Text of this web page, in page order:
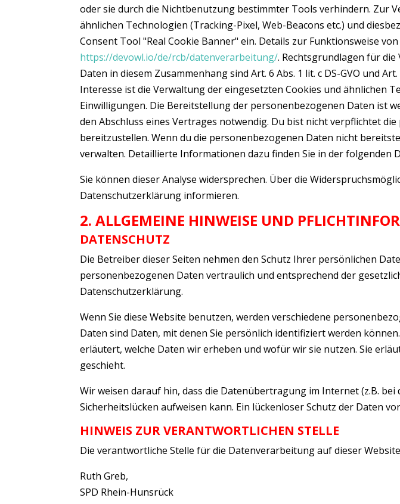
oder sie durch die Nichtbenutzung bestimmter Tools verhindern. Zur
ähnlichen Technologien (Tracking-Pixel, Web-Beacons etc.) und
Consent Tool "Real Cookie Banner" ein. Details zur Funktionsweise
https://devowl.io/de/rcb/datenverarbeitung/. Rechtsgrundlagen für
Daten in diesem Zusammenhang sind Art. 6 Abs. 1 lit. c DS-GVO und
Interesse ist die Verwaltung der eingesetzten Cookies und ähnlichen
Einwilligungen. Die Bereitstellung der personenbezogenen Daten ist
den Abschluss eines Vertrages notwendig. Du bist nicht verpflichtet
bereitzustellen. Wenn du die personenbezogenen Daten nicht
verwalten. Detaillierte Informationen dazu finden Sie in der folgenden
Sie können dieser Analyse widersprechen. Über die
Datenschutzerklärung informieren.
2. ALLGEMEINE HINWEISE UND
DATENSCHUTZ
Die Betreiber dieser Seiten nehmen den Schutz Ihrer persönlichen
personenbezogenen Daten vertraulich und entsprechend der
Datenschutzerklärung.
Wenn Sie diese Website benutzen, werden verschiedene
Daten sind Daten, mit denen Sie persönlich identifiziert werden
erläutert, welche Daten wir erheben und wofür wir sie nutzen. Sie
geschieht.
Wir weisen darauf hin, dass die Datenübertragung im Internet (z.B.
Sicherheitslücken aufweisen kann. Ein lückenloser Schutz der Daten
HINWEIS ZUR VERANTWORTLICHEN STELLE
Die verantwortliche Stelle für die Datenverarbeitung auf dieser
Ruth Greb,
SPD Rhein-Hunsrück